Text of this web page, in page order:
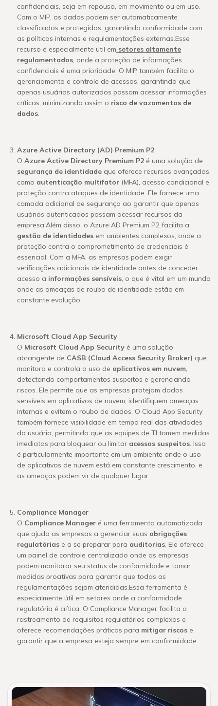
confidenciais, seja em repouso, em movimento ou em uso.
Com o MIP, os dados podem ser automaticamente
classificados e protegidos, garantindo conformidade com
as políticas internas e regulamentações externas.Esse
recurso é especialmente útil em setores altamente
regulamentados, onde a proteção de informações
confidenciais é uma prioridade. O MIP também facilita o
gerenciamento e controle de acessos, garantindo que
apenas usuários autorizados possam acessar informações
críticas, minimizando assim o risco de vazamentos de
dados.
Azure Active Directory (AD) Premium P2
O Azure Active Directory Premium P2 é uma solução de
segurança de identidade que oferece recursos avançados,
como autenticação multifator (MFA), acesso condicional e
proteção contra ataques de identidade. Ele fornece uma
camada adicional de segurança ao garantir que apenas
usuários autenticados possam acessar recursos da
empresa.Além disso, o Azure AD Premium P2 facilita a
gestão de identidades em ambientes complexos, onde a
proteção contra o comprometimento de credenciais é
essencial. Com a MFA, as empresas podem exigir
verificações adicionais de identidade antes de conceder
acesso a informações sensíveis, o que é vital em um mundo
onde as ameaças de roubo de identidade estão em
constante evolução.
Microsoft Cloud App Security
O Microsoft Cloud App Security é uma solução
abrangente de CASB (Cloud Access Security Broker) que
monitora e controla o uso de aplicativos em nuvem,
detectando comportamentos suspeitos e gerenciando
riscos. Ele permite que as empresas protejam dados
sensíveis em aplicativos de nuvem, identifiquem ameaças
internas e evitem o roubo de dados. O Cloud App Security
também fornece visibilidade em tempo real das atividades
do usuário, permitindo que as equipes de TI tomem medidas
imediatas para bloquear ou limitar acessos suspeitos. Isso
é particularmente importante em um ambiente onde o uso
de aplicativos de nuvem está em constante crescimento, e
as ameaças podem vir de qualquer lugar.
Compliance Manager
O Compliance Manager é uma ferramenta automatizada
que ajuda as empresas a gerenciar suas obrigações
regulatórias e a se preparar para auditorias. Ele oferece
um painel de controle centralizado onde as empresas
podem monitorar seu status de conformidade e tomar
medidas proativas para garantir que todas as
regulamentações sejam atendidas.Essa ferramenta é
especialmente útil em setores onde a conformidade
regulatória é crítica. O Compliance Manager facilita o
rastreamento de requisitos regulatórios complexos e
oferece recomendações práticas para mitigar riscos e
garantir que a empresa esteja sempre em conformidade.